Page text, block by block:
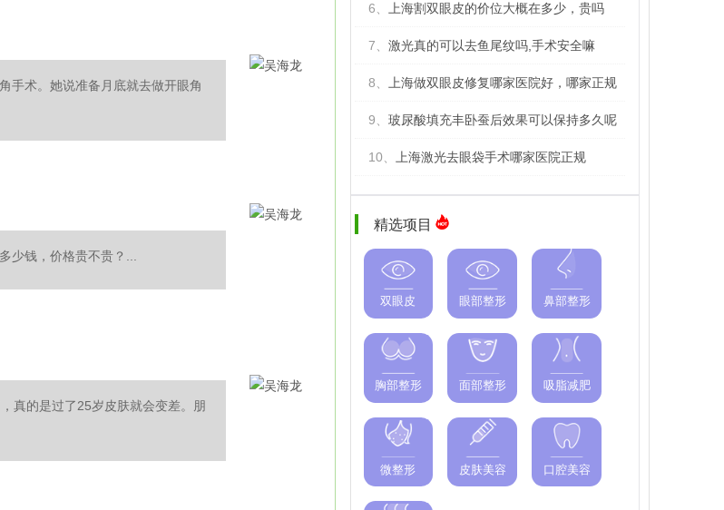
手术。她说准备月底就去做开眼角
少钱，价格贵不贵？...
真的是过了25岁皮肤就会变差。朋
6、 上海割双眼皮的价位大概在多少，贵吗
7、 激光真的可以去鱼尾纹吗,手术安全嘛
8、 上海做双眼皮修复哪家医院好，哪家正规
9、 玻尿酸填充丰卧蚕后效果可以保持多久呢
10、 上海激光去眼袋手术哪家医院正规
精选项目
双眼皮 眼部整形 鼻部整形
胸部整形 面部整形 吸脂减肥
微整形 皮肤美容 口腔美容